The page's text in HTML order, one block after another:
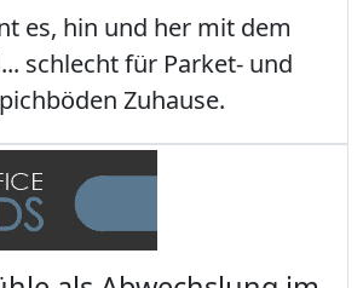
es, hin und her mit dem
schlecht für Parket- und
Zuhause.